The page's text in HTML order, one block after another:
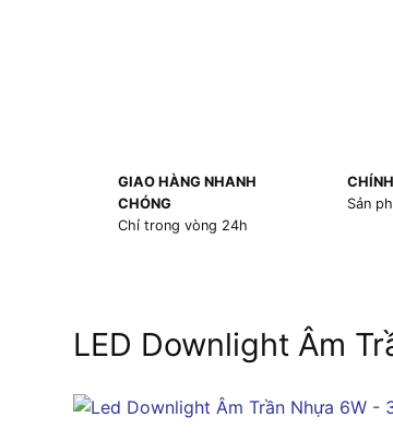
GIAO HÀNG NHANH
CHÓNG
Chỉ trong vòng 24h
Sản
LED Downlight Âm